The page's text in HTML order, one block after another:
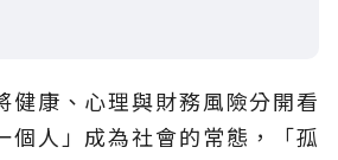
健康、心理與財務風險分開看
個人」成為社會的常態，「孤